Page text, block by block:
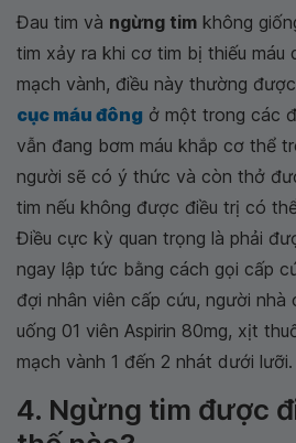
Đau tim và ngừng tim không
tim xảy ra khi cơ tim bị thiếu máu
mạch vành, điều này thường
cục máu đông ở một trong các
vẫn đang bơm máu khắp cơ thể
người sẽ có ý thức và còn thở
tim nếu không được điều trị có
Điều cực kỳ quan trọng là phải
ngay lập tức bằng cách gọi cấp
đợi nhân viên cấp cứu, người
uống 01 viên Aspirin 80mg, xịt
mạch vành 1 đến 2 nhát dưới lưỡi.
4. Ngừng tim được